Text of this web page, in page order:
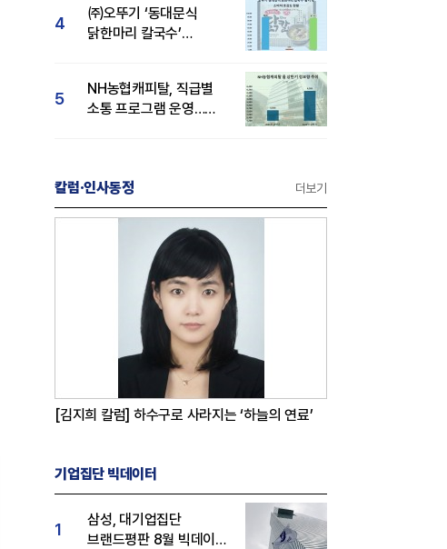
4
㈜오뚜기 ‘동대문식
닭한마리 칼국수’
5
NH농협캐피탈, 직급별
소통 프로그램 운영…
칼럼·인사동정 더보기
[김지희 칼럼] 하수구로 사라지는 ‘하늘의 연료’
기업집단 빅데이터
1
삼성, 대기업집단
브랜드평판 8월 빅데이터